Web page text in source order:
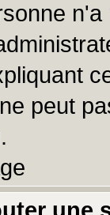
peut